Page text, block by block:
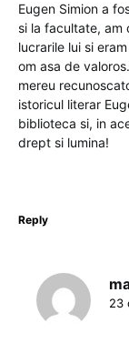
Eugen Simion a
si la facultate, am
lucrarile lui si
om asa de
mereu
istoricul literar
biblioteca si, in
drept si lumina!
Reply
23